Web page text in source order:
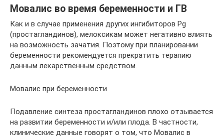
Мовалис во время беременности и ГВ
Как и в случае применения других ингибиторов Pg
(простагландинов), мелоксикам может негативно влиять
на возможность зачатия. Поэтому при планировании
беременности рекомендуется прекратить терапию
данным лекарственным средством.
Мовалис при беременности
Подавление синтеза простагландинов плохо отзывается
на развитии беременности и/или плода. В частности,
клинические данные говорят о том, что Мовалис в